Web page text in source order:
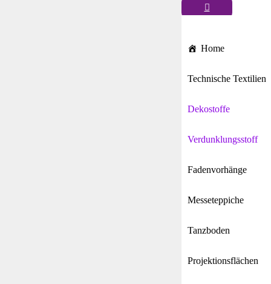
Home
Technische Textilien
Dekostoffe
Verdunklungsstoff
Fadenvorhänge
Messeteppiche
Tanzboden
Projektionsflächen